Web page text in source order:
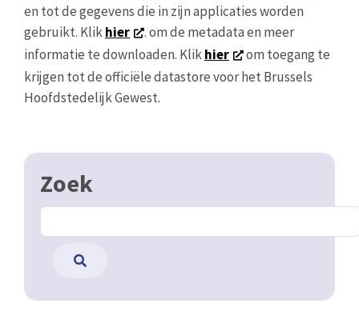
en tot de gegevens die in zijn applicaties worden
gebruikt. Klikhier
. om de metadata en meer
informatie te downloaden. Klikhier
om toegang te
krijgen tot de officiële datastore voor het Brussels
Hoofdstedelijk Gewest.
Zoek